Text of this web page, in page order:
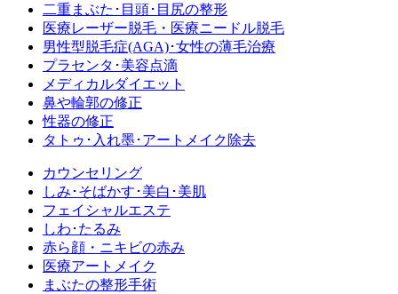
二重まぶた･目頭･目尻の整形
医療レーザー脱毛・医療ニードル脱毛
男性型脱毛症(AGA)･女性の薄毛治療
プラセンタ･美容点滴
メディカルダイエット
鼻や輪郭の修正
性器の修正
タトゥ･入れ墨･アートメイク除去
カウンセリング
しみ･そばかす･美白･美肌
フェイシャルエステ
しわ･たるみ
赤ら顔・ニキビの赤み
医療アートメイク
まぶたの整形手術